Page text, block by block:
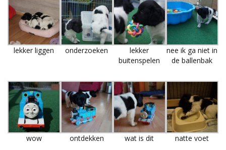
lekker liggen onderzoeken
lekker
buitenspelen
nee ik ga niet in
de ballenbak
wow ontdekken wat is dit natte voet